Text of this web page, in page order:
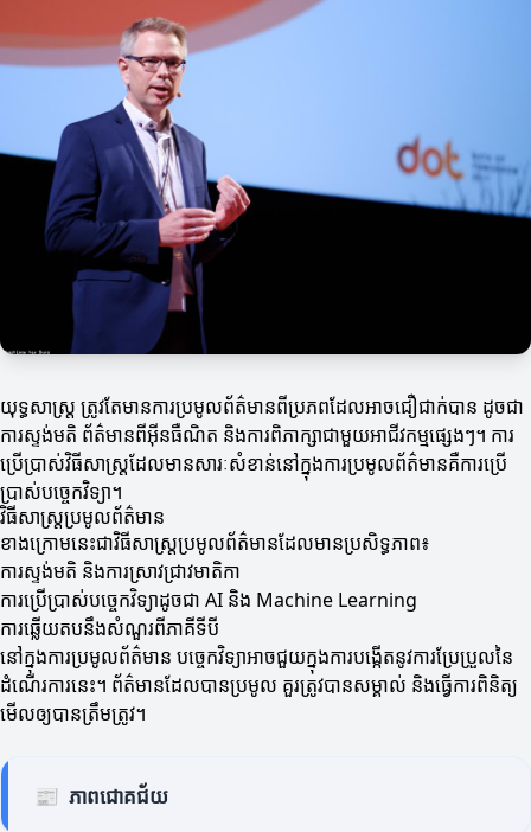
យុទ្ធសាស្ត្រ ត្រូវតែមានការប្រមូលព័ត៌មានពីប្រភពដែលអាចជឿជាក់បាន ដូចជា
ការស្ទង់មតិ ព័ត៌មានពីអ៊ីនធឺណិត និងការពិភាក្សាជាមួយអាជីវកម្មផ្សេងៗ។ ការ
ប្រើប្រាស់វិធីសាស្ត្រដែលមានសារៈសំខាន់នៅក្នុងការប្រមូលព័ត៌មានគឺការប្រើ
ប្រាស់បច្ចេកវិទ្យា។
វិធីសាស្ត្រប្រមូលព័ត៌មាន
ខាងក្រោមនេះជាវិធីសាស្ត្រប្រមូលព័ត៌មានដែលមានប្រសិទ្ធភាព៖
ការស្ទង់មតិ និងការស្រាវជ្រាវមាតិកា
ការប្រើប្រាស់បច្ចេកវិទ្យាដូចជា AI និង Machine Learning
ការឆ្លើយតបនឹងសំណួរពីភាគីទីបី
នៅក្នុងការប្រមូលព័ត៌មាន បច្ចេកវិទ្យាអាចជួយក្នុងការបង្កើតនូវការប្រែប្រួលនៃ
ដំណើរការនេះ។ ព័ត៌មានដែលបានប្រមូល គួរត្រូវបានសម្គាល់ និងធ្វើការពិនិត្យ
មើលឲ្យបានត្រឹមត្រូវ។
📰 ភាពជោគជ័យ